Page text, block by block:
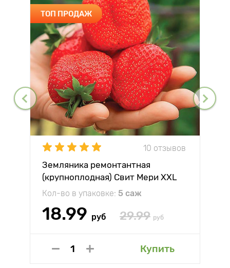
ТОП ПРОДАЖ
10 отзывов
Земляника ремонтантная
(крупноплодная) Свит Мери XXL
Кол-во в упаковке: 5 саж
18.99 руб 29.99 руб
Купить